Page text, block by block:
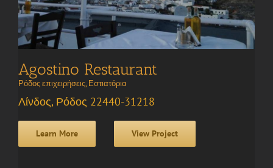
Agostino Restaurant
Ρόδος επιχειρήσεις, Εστιατόρια
Λίνδος, Ρόδος 22440-31218
Learn More View Project